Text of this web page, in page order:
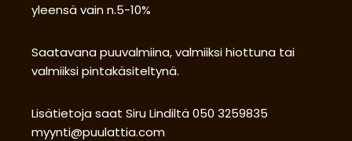
yleensä vain n.5-10%
Saatavana puuvalmiina, valmiiksi hiottuna tai
valmiiksi pintakäsiteltynä.
Lisätietoja saat Siru Lindiltä 050 3259835
myynti@puulattia.com